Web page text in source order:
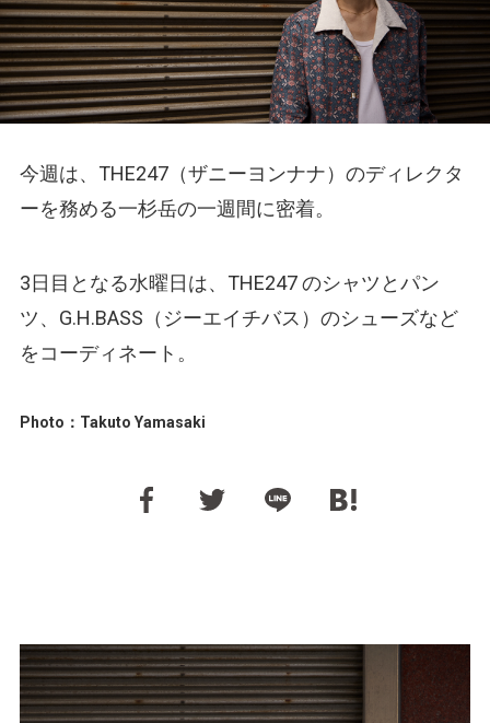
今週は、THE247（ザニーヨンナナ）のディレクタ
ーを務める一杉岳の一週間に密着。
3日目となる水曜日は、THE247 のシャツとパン
ツ、G.H.BASS（ジーエイチバス）のシューズなど
をコーディネート。
Photo：Takuto Yamasaki